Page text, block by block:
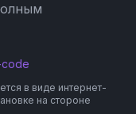
в виде интернет-
на стороне